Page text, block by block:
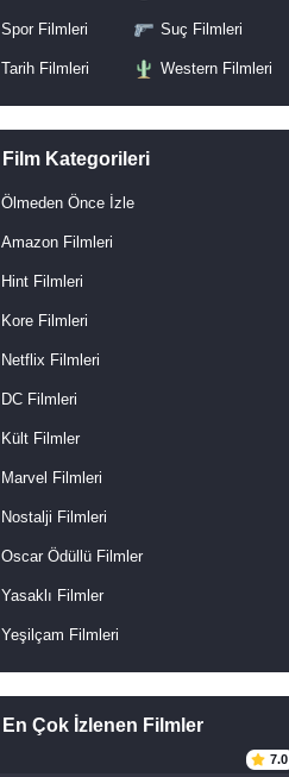
Spor Filmleri Suç Filmleri
Tarih Filmleri Western Filmleri
Film Kategorileri
Ölmeden Önce İzle
Amazon Filmleri
Hint Filmleri
Kore Filmleri
Netflix Filmleri
DC Filmleri
Kült Filmler
Marvel Filmleri
Nostalji Filmleri
Oscar Ödüllü Filmler
Yasaklı Filmler
Yeşilçam Filmleri
En Çok İzlenen Filmler
7.0